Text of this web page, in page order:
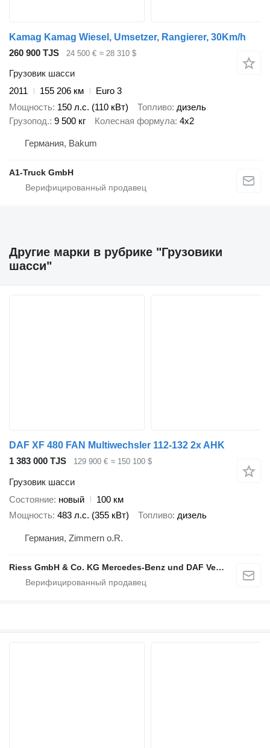
Kamag Kamag Wiesel, Umsetzer, Rangierer, 30Km/h
260 900 TJS
24 500 € ≈ 28 310 $
Грузовик шасси
2011
155 206 км
Euro 3
Мощность 150 л.с. (110 кВт) Топливо дизель
Грузопод. 9 500 кг Колесная формула 4x2
Германия, Bakum
A1-Truck GmbH
Другие марки в рубрике "Грузовики
шасси"
DAF XF 480 FAN Multiwechsler 112-132 2x AHK
1 383 000 TJS
129 900 € ≈ 150 100 $
Грузовик шасси
Состояние новый
100 км
Мощность 483 л.с. (355 кВт) Топливо дизель
Германия, Zimmern o.R.
Riess GmbH & Co. KG Mercedes-Benz und DAF Vertragspartner